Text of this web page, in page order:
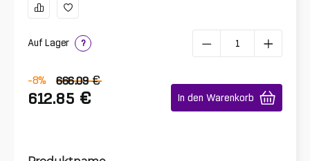
Auf Lager ?
-8% 666.09 €
612.85 € In den Warenkorb